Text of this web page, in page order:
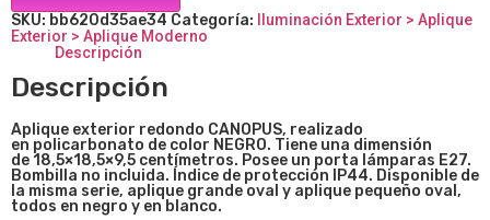
SKU: bb620d35ae34 Categoría:
Iluminación Exterior > Aplique
Exterior > Aplique Moderno
Descripción
Descripción
Aplique exterior redondo CANOPUS, realizado
en policarbonato de color NEGRO. Tiene una dimensión
de 18,5×18,5×9,5 centímetros. Posee un porta lámparas E27.
Bombilla no incluida. Índice de protección IP44. Disponible de
la misma serie, aplique grande oval y aplique pequeño oval,
todos en negro y en blanco.